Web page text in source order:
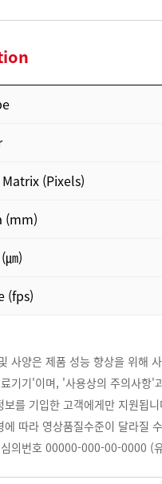
(Pixels)
(mm)
㎛)
(fps)
사양은 제품 성능 향상을 위해
기기'이며, '사용상의 주의사항'
보를 기입한 고객에게만 지원됩니
에 따라 영상품질수준이 달라질
의번호 00000-000-00-0000 (